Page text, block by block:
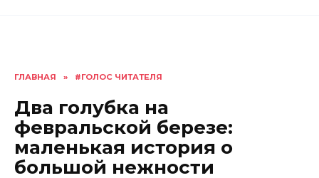
ГЛАВНАЯ » #ГОЛОС ЧИТАТЕЛЯ
Два голубка на
февральской березе:
маленькая история о
большой нежности